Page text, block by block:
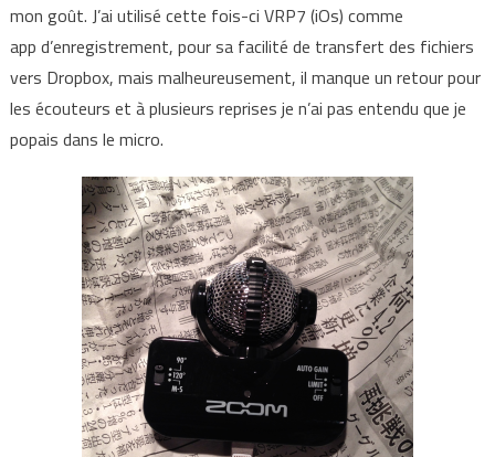
mon goût. J’ai utilisé cette fois-ci VRP7 (iOs) comme
app d’enregistrement, pour sa facilité de transfert des fichiers
vers Dropbox, mais malheureusement, il manque un retour pour
les écouteurs et à plusieurs reprises je n’ai pas entendu que je
popais dans le micro.